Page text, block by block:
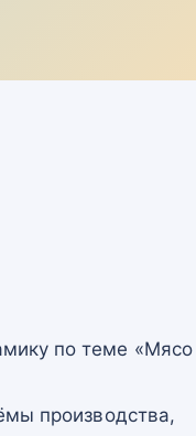
по теме «Мясо
производства,